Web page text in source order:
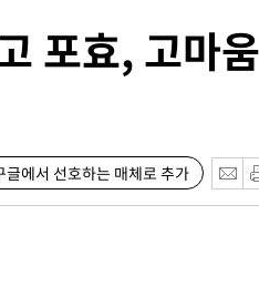
포효, 고마
글에서 선호하는 매체로 추가